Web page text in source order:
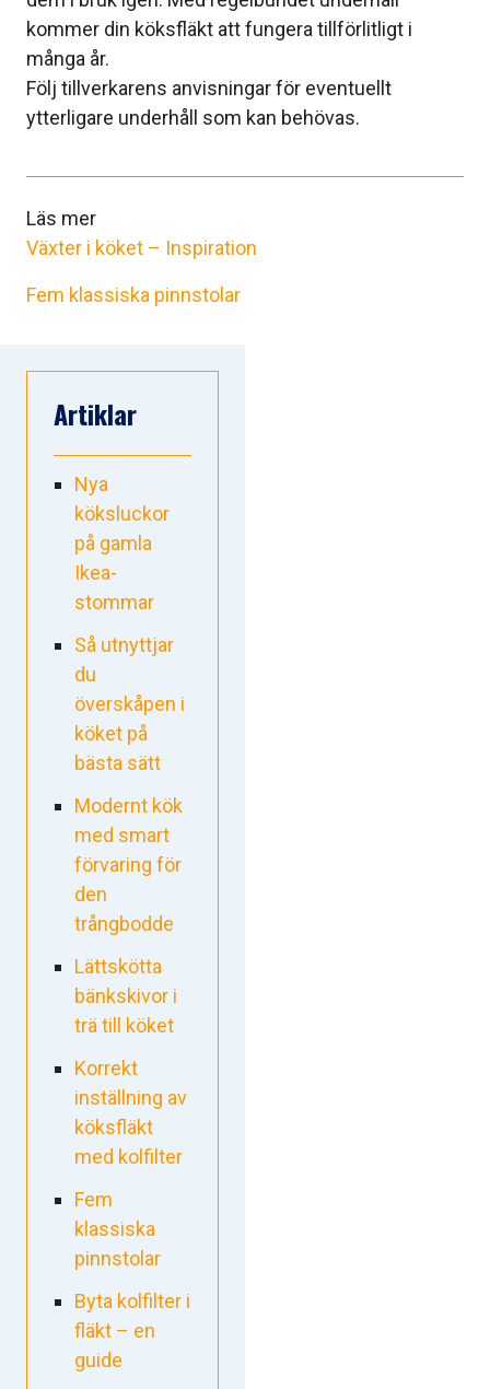
kommer din köksfläkt att fungera tillförlitligt i
många år.
Följ tillverkarens anvisningar för eventuellt
ytterligare underhåll som kan behövas.
Läs mer
Växter i köket – Inspiration
Fem klassiska pinnstolar
Artiklar
Nya
köksluckor
på gamla
Ikea-
stommar
Så utnyttjar
du
överskåpen i
köket på
bästa sätt
Modernt kök
med smart
förvaring för
den
trångbodde
Lättskötta
bänkskivor i
trä till köket
Korrekt
inställning av
köksfläkt
med kolfilter
Fem
klassiska
pinnstolar
Byta kolfilter i
fläkt – en
guide